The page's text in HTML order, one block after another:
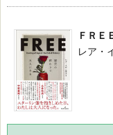
ＦＲＥ
レア・